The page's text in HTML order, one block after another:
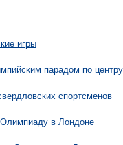
игры
парадом по
спортсменов
Олимпиаду в Лондоне